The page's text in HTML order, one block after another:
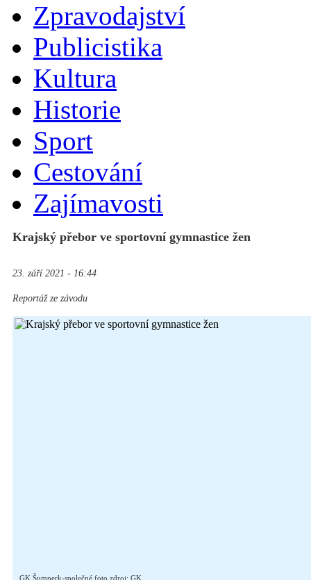
Zpravodajství
Publicistika
Kultura
Historie
Sport
Cestování
Zajímavosti
Krajský přebor ve sportovní gymnastice žen
23. září 2021 - 16:44
Reportáž ze závodu
GK Šumperk-společné foto zdroj: GK